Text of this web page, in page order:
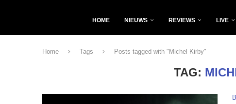
HOME NIEUWS REVIEWS LIVE
Home Tags Posts tagged with "Michel Kirby"
TAG: